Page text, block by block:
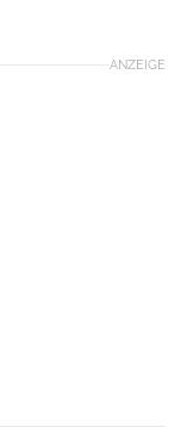
ANZEIGE